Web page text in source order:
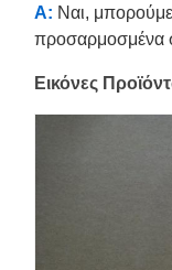
Α: Ναι,
προσαρμοσμένα
Εικόνες